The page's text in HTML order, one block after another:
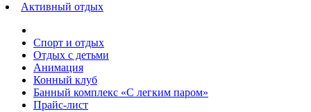
Активный отдых
Спорт и отдых
Отдых с детьми
Анимация
Конный клуб
Банный комплекс «С легким паром»
Прайс-лист